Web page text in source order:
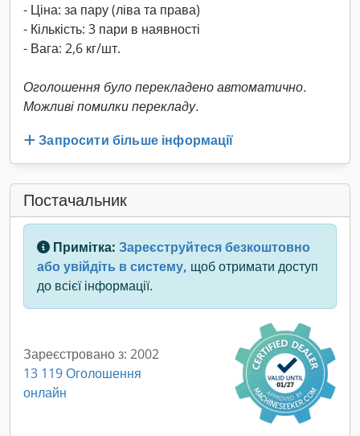
- Ціна: за пару (ліва та права)
- Кількість: 3 пари в наявності
- Вага: 2,6 кг/шт.
Оголошення було перекладено автоматично.
Можливі помилки перекладу.
Запросити більше інформації
Постачальник
Примітка: Зареєструйтеся безкоштовно
або увійдіть в систему, щоб отримати доступ
до всієї інформації.
Зареєстровано з: 2002
13 119 Оголошення
онлайн